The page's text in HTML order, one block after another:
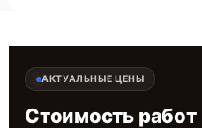
АКТУАЛЬНЫЕ ЦЕНЫ
Стоимость работ